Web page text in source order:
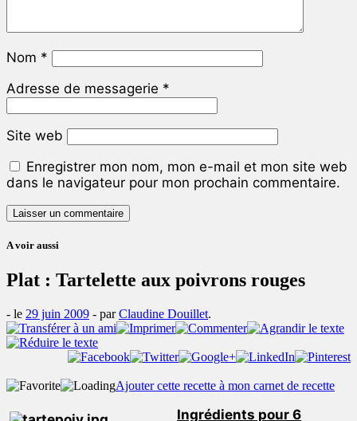
Nom *
Adresse de messagerie *
Site web
Enregistrer mon nom, mon e-mail et mon site web
dans le navigateur pour mon prochain commentaire.
A voir aussi
Plat : Tartelette aux poivrons rouges
- le 29 juin 2009 - parClaudine Douillet.
Ajouter cette recette à mon carnet de recette
Ingrédients pour 6